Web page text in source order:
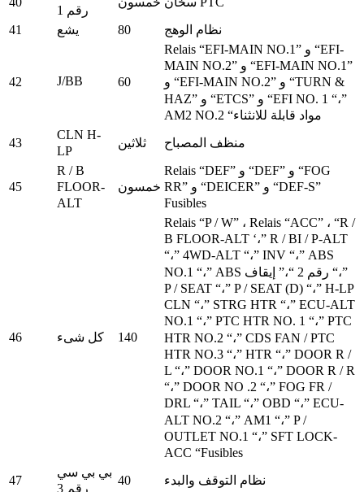
رقم 1
41
يشع 80 نظام الوهج
42 J/BB 60
Relais “EFI-MAIN NO.1” و “EFI-
MAIN NO.2” و “EFI-MAIN NO.1”
و “EFI-MAIN NO.2” و “TURN &
HAZ” و “ETCS” و “EFI NO. 1 “،”
AM2 NO.2 “مواد قابلة للانثناء
43
CLN H-
LP
ثلاثين منظف ​​المصباح
45
R / B
FLOOR-
ALT
خمسون
Relais “DEF” و “DEF” و “FOG
RR” و “DEICER” و “DEF-S”
Fusibles
46 كل شىء 140
Relais “P / W” ، Relais “ACC” ، “R /
B FLOOR-ALT ‘،” R / BI / P-ALT
“،” 4WD-ALT “،” INV “،” ABS
NO.1 “،” ABS رقم 2 “،” إيقاف “،”
P / SEAT “،” P / SEAT (D) “،” H-LP
CLN “،” STRG HTR “،” ECU-ALT
NO.1 “،” PTC HTR NO. 1 “،” PTC
HTR NO.2 “،” CDS FAN / PTC
HTR NO.3 “،” HTR “،” DOOR R /
L “،” DOOR NO.1 “،” DOOR R / R
“،” DOOR NO .2 “،” FOG FR /
DRL “،” TAIL “،” OBD “،” ECU-
ALT NO.2 “،” AM1 “،” P /
OUTLET NO.1 “،” SFT LOCK-
ACC “Fusibles
47
بي بي سي
رقم 3
40 نظام التوقف والبدء